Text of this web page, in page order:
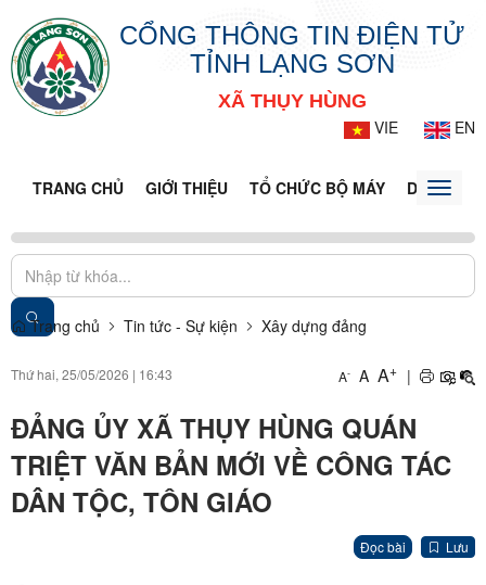
CỔNG THÔNG TIN ĐIỆN TỬ
TỈNH LẠNG SƠN
XÃ THỤY HÙNG
VIE
EN
TRANG CHỦ GIỚI THIỆU TỔ CHỨC BỘ MÁY DOANH
Toggle
Trang chủ Tin tức - Sự kiện Xây dựng đảng
Thứ hai, 25/05/2026 | 16:43 A- A A+ |
ĐẢNG ỦY XÃ THỤY HÙNG QUÁN
TRIỆT VĂN BẢN MỚI VỀ CÔNG TÁC
DÂN TỘC, TÔN GIÁO
Đọc bài Lưu